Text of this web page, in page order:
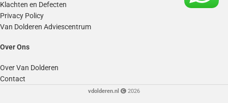
Klachten en Defecten
Privacy Policy
Van Dolderen Adviescentrum
Over Ons
Over Van Dolderen
Contact
vdolderen.nl 2026